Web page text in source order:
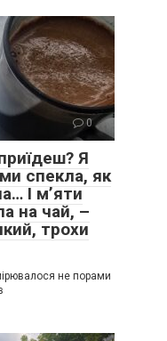
0
Я
спекла, як
І м’яти
на чай, –
трохи
не порами